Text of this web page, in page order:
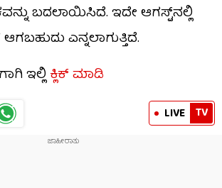
ಬದಲಾಯಿಸಿದೆ. ಇದೇ ಆಗಸ್ಟ್​​ನಲ್ಲಿ
ಎನ್ನಲಾಗುತ್ತಿದೆ.
ಇಲ್ಲಿಕ್ಲಿಕ್ ಮಾಡಿ
LIVE TV